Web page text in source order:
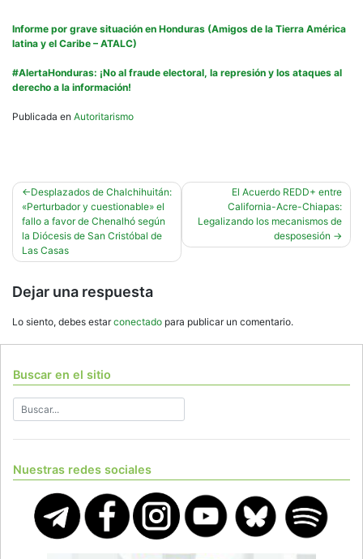
Informe por grave situación en Honduras (Amigos de la Tierra América
latina y el Caribe – ATALC)
#AlertaHonduras: ¡No al fraude electoral, la represión y los ataques al
derecho a la información!
Publicada en Autoritarismo
Navegación
de
entradas
Desplazados de Chalchihuitán:
«Perturbador y cuestionable» el
fallo a favor de Chenalhó según
la Diócesis de San Cristóbal de
Las Casas
El Acuerdo REDD+ entre
California-Acre-Chiapas:
Legalizando los mecanismos de
desposesión
Dejar una respuesta
Lo siento, debes estarconectado para publicar un comentario.
Buscar en el sitio
Nuestras redes sociales